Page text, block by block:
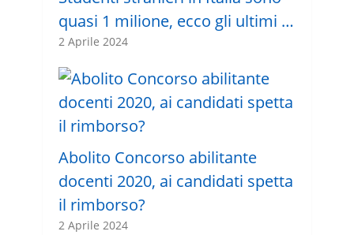
quasi 1 milione, ecco gli ultimi …
2 Aprile 2024
Abolito Concorso abilitante
docenti 2020, ai candidati spetta
il rimborso?
2 Aprile 2024